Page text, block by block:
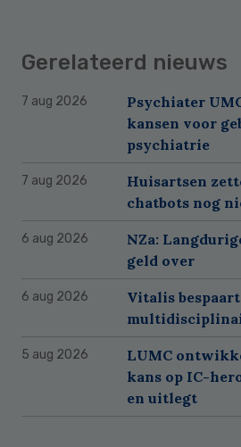
Gerelateerd nieuws
7 aug 2026
Psychiater
kansen voor
psychiatrie
7 aug 2026
Huisartsen
chatbots nog
6 aug 2026
NZa:
geld over
6 aug 2026
Vitalis
5 aug 2026
LUMC
kans op IC-
en uitlegt